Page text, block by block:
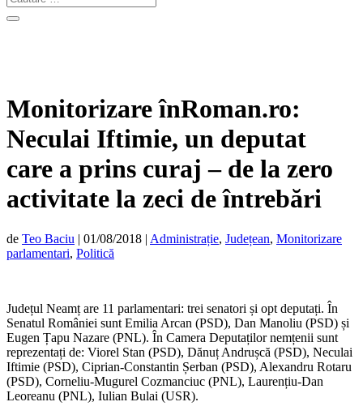
Monitorizare înRoman.ro:
Neculai Iftimie, un deputat
care a prins curaj – de la zero
activitate la zeci de întrebări
de Teo Baciu | 01/08/2018 | Administrație, Județean, Monitorizare
parlamentari, Politică
Județul Neamț are 11 parlamentari: trei senatori și opt deputați. În
Senatul României sunt Emilia Arcan (PSD), Dan Manoliu (PSD) și
Eugen Țapu Nazare (PNL). În Camera Deputaților nemțenii sunt
reprezentați de: Viorel Stan (PSD), Dănuț Andrușcă (PSD), Neculai
Iftimie (PSD), Ciprian-Constantin Șerban (PSD), Alexandru Rotaru
(PSD), Corneliu-Mugurel Cozmanciuc (PNL), Laurențiu-Dan
Leoreanu (PNL), Iulian Bulai (USR).